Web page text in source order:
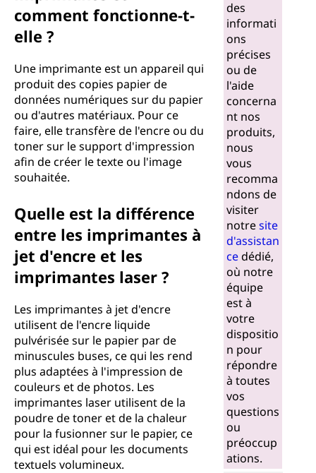
comment fonctionne-t-
elle ?
Une imprimante est un appareil qui
produit des copies papier de
données numériques sur du papier
ou d'autres matériaux. Pour ce
faire, elle transfère de l'encre ou du
toner sur le support d'impression
afin de créer le texte ou l'image
souhaitée.
Quelle est la différence
entre les imprimantes à
jet d'encre et les
imprimantes laser ?
Les imprimantes à jet d'encre
utilisent de l'encre liquide
pulvérisée sur le papier par de
minuscules buses, ce qui les rend
plus adaptées à l'impression de
couleurs et de photos. Les
imprimantes laser utilisent de la
poudre de toner et de la chaleur
pour la fusionner sur le papier, ce
qui est idéal pour les documents
textuels volumineux.
des
informati
ons
précises
ou de
l'aide
concerna
nt nos
produits,
nous
vous
recomma
ndons de
visiter
notresite
d'assistan
cedédié,
où notre
équipe
est à
votre
dispositio
n pour
répondre
à toutes
vos
questions
ou
préoccup
ations.